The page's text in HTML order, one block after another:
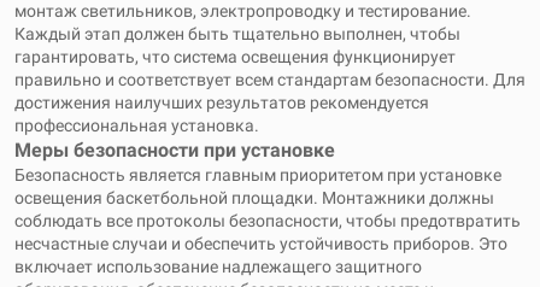
монтаж светильников, электропроводку и тестирование.
Каждый этап должен быть тщательно выполнен, чтобы
гарантировать, что система освещения функционирует
правильно и соответствует всем стандартам безопасности. Для
достижения наилучших результатов рекомендуется
профессиональная установка.
Меры безопасности при установке
Безопасность является главным приоритетом при установке
освещения баскетбольной площадки. Монтажники должны
соблюдать все протоколы безопасности, чтобы предотвратить
несчастные случаи и обеспечить устойчивость приборов. Это
включает использование надлежащего защитного